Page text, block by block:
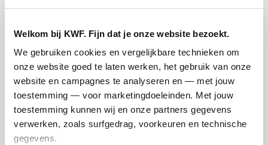
Welkom bij KWF. Fijn dat je onze website bezoekt.
We gebruiken cookies en vergelijkbare technieken om
onze website goed te laten werken, het gebruik van onze
website en campagnes te analyseren en — met jouw
toestemming — voor marketingdoeleinden. Met jouw
toestemming kunnen wij en onze partners gegevens
verwerken, zoals surfgedrag, voorkeuren en technische
gegevens.